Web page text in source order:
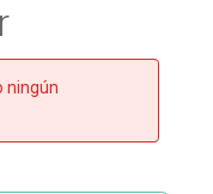
ningún